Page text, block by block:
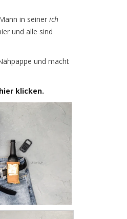
in seiner ich
und alle sind
und macht
klicken.